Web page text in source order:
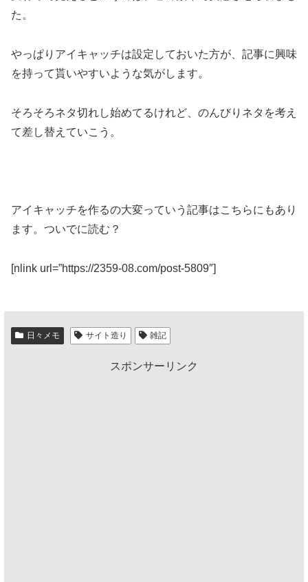
た。
やっぱりアイキャッチは設定しておいた方が、記事に興味
を持って貰いやすいような気がします。
そろそろネタ切れし始めてるけれど、のんびりネタを考え
て差し替えていこう。
アイキャッチを作るの大変っていう記事はこちらにもあり
ます。ついでに読む？
[nlink url=”https://2359-08.com/post-5809″]
日々メモ サイト造り 雑記
スポンサーリンク